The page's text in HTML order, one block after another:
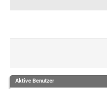
Aktive Benutzer